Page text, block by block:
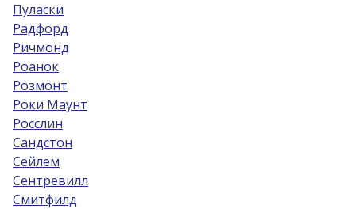
Пуласки
Радфорд
Ричмонд
Роанок
Розмонт
Роки Маунт
Росслин
Сандстон
Сейлем
Сентревилл
Смитфилд